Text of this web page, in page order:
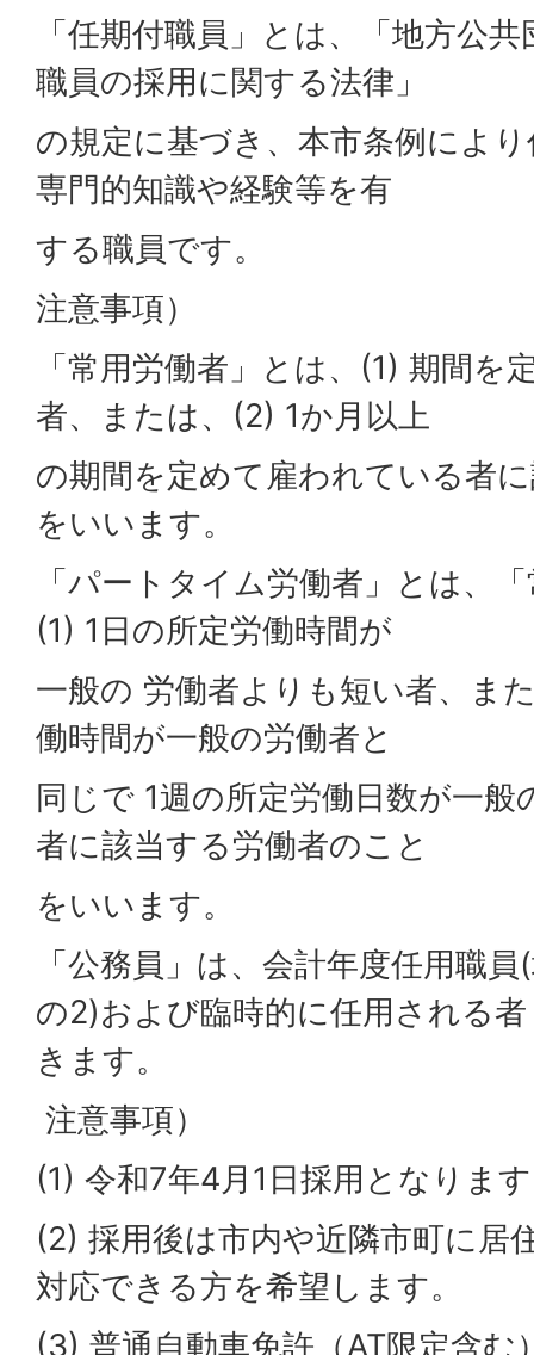
「任期付職員」とは、「地方公
職員の採用に関する法律」
の規定に基づき、本市条例によ
専門的知識や経験等を有
する職員です。
注意事項）
「常用労働者」とは、(1) 期間を
者、または、(2) 1か月以上
の期間を定めて雇われている者
をいいます。
「パートタイム労働者」とは、
(1) 1日の所定労働時間が
一般の 労働者よりも短い者、ま
働時間が一般の労働者と
同じで 1週の所定労働日数が一
者に該当する労働者のこと
をいいます。
「公務員」は、会計年度任用職
の2)および臨時的に任用される
きます。
注意事項）
(1) 令和7年4月1日採用となりま
(2) 採用後は市内や近隣市町に居
対応できる方を希望します。
(3) 普通自動車免許（AT限定含む